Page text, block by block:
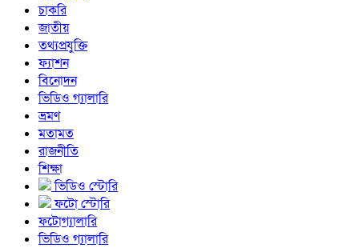
চাকরি
জাতীয়
তথ্যপ্রযুক্তি
ফ্যাশন
বিনোদন
ভিডিও গ্যালারি
ভ্রমণ
মতামত
রাজনীতি
শিক্ষা
ভিডিও স্টোরি
ফটো স্টোরি
ফটোগ্যালারি
ভিডিও গ্যালারি